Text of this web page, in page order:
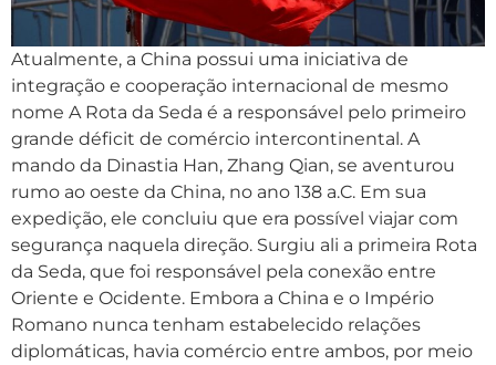
Atualmente, a China possui uma iniciativa de
integração e cooperação internacional de mesmo
nome A Rota da Seda é a responsável pelo primeiro
grande déficit de comércio intercontinental. A
mando da Dinastia Han, Zhang Qian, se aventurou
rumo ao oeste da China, no ano 138 a.C. Em sua
expedição, ele concluiu que era possível viajar com
segurança naquela direção. Surgiu ali a primeira Rota
da Seda, que foi responsável pela conexão entre
Oriente e Ocidente. Embora a China e o Império
Romano nunca tenham estabelecido relações
diplomáticas, havia comércio entre ambos, por meio